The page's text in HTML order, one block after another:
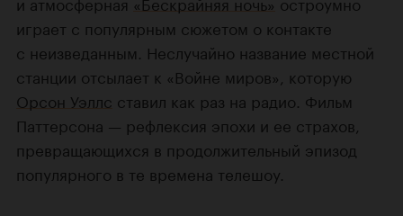
играет с популярным сюжетом о контакте
с неизведанным. Неслучайно название местной
станции отсылает к «Войне миров», которую
Орсон Уэллс ставил как раз на радио. Фильм
Паттерсона — рефлексия эпохи и ее страхов,
превращающихся в продолжительный эпизод
популярного в те времена телешоу.